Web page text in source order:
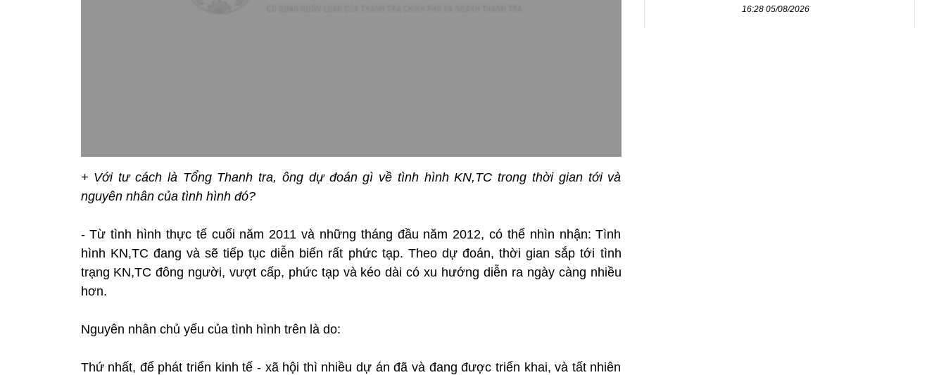
+ Với tư cách là Tổng Thanh tra, ông dự đoán gì về tình hình KN,TC trong thời gian tới và
nguyên nhân của tình hình đó?
- Từ tình hình thực tế cuối năm 2011 và những tháng đầu năm 2012, có thể nhìn nhận: Tình
hình KN,TC đang và sẽ tiếp tục diễn biến rất phức tạp. Theo dự đoán, thời gian sắp tới tình
trạng KN,TC đông người, vượt cấp, phức tạp và kéo dài có xu hướng diễn ra ngày càng nhiều
hơn.
Nguyên nhân chủ yếu của tình hình trên là do:
Thứ nhất, để phát triển kinh tế - xã hội thì nhiều dự án đã và đang được triển khai, và tất nhiên
16:28 05/08/2026